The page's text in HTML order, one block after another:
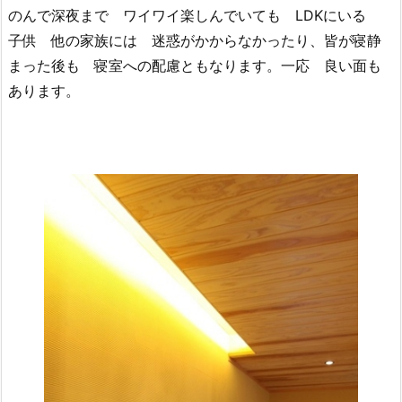
のんで深夜まで ワイワイ楽しんでいても LDKにいる
子供 他の家族には 迷惑がかからなかったり、皆が寝静
まった後も 寝室への配慮ともなります。一応 良い面も
あります。